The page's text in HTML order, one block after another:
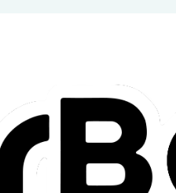
- CD +
The